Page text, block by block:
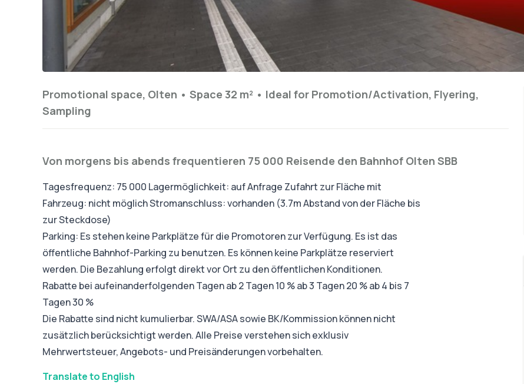
Promotional space, Olten • Space 32 m² • Ideal for Promotion/Activation, Flyering,
Sampling
Von morgens bis abends frequentieren 75 000 Reisende den Bahnhof Olten SBB
Tagesfrequenz: 75 000 Lagermöglichkeit: auf Anfrage Zufahrt zur Fläche mit
Fahrzeug: nicht möglich Stromanschluss: vorhanden (3.7m Abstand von der Fläche bis
zur Steckdose)
Parking: Es stehen keine Parkplätze für die Promotoren zur Verfügung. Es ist das
öffentliche Bahnhof-Parking zu benutzen. Es können keine Parkplätze reserviert
werden. Die Bezahlung erfolgt direkt vor Ort zu den öffentlichen Konditionen.
Rabatte bei aufeinanderfolgenden Tagen ab 2 Tagen 10 % ab 3 Tagen 20 % ab 4 bis 7
Tagen 30 %
Die Rabatte sind nicht kumulierbar. SWA/ASA sowie BK/Kommission können nicht
zusätzlich berücksichtigt werden. Alle Preise verstehen sich exklusiv
Mehrwertsteuer, Angebots- und Preisänderungen vorbehalten.
Translate to English